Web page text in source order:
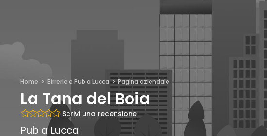
Home Birrerie e Pub a Lucca Pagina aziendale
La Tana del Boia
Scrivi una recensione
Pub a Lucca